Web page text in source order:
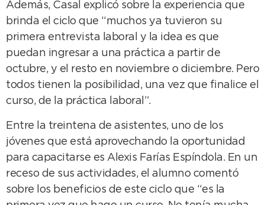
Además, Casal explicó sobre la experiencia que
brinda el ciclo que “muchos ya tuvieron su
primera entrevista laboral y la idea es que
puedan ingresar a una práctica a partir de
octubre, y el resto en noviembre o diciembre. Pero
todos tienen la posibilidad, una vez que finalice el
curso, de la práctica laboral”.
Entre la treintena de asistentes, uno de los
jóvenes que está aprovechando la oportunidad
para capacitarse es Alexis Farías Espíndola. En un
receso de sus actividades, el alumno comentó
sobre los beneficios de este ciclo que “es la